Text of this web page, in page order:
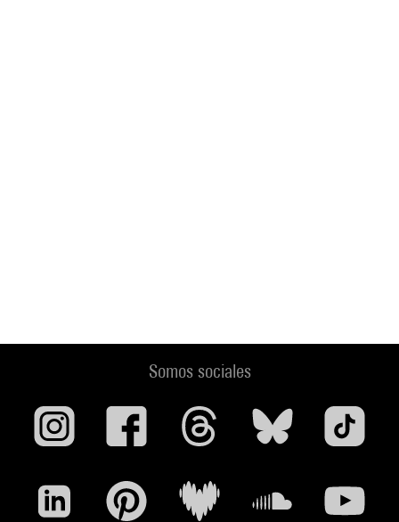
Somos sociales